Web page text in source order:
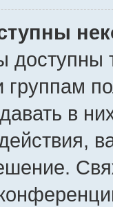
группам
в